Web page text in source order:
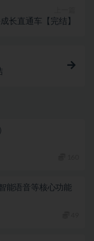
长直通车【完结】
能语音等核心功能